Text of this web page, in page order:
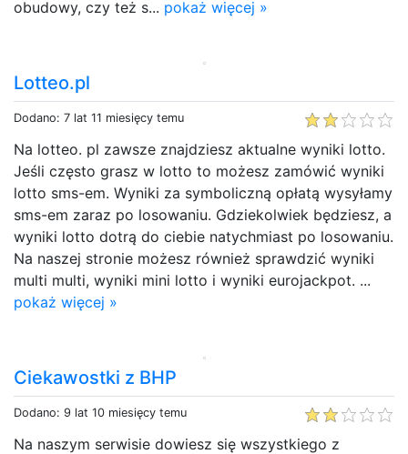
obudowy, czy też s... pokaż więcej »
Lotteo.pl
Dodano: 7 lat 11 miesięcy temu
Na lotteo. pl zawsze znajdziesz aktualne wyniki lotto.
Jeśli często grasz w lotto to możesz zamówić wyniki
lotto sms-em. Wyniki za symboliczną opłatą wysyłamy
sms-em zaraz po losowaniu. Gdziekolwiek będziesz, a
wyniki lotto dotrą do ciebie natychmiast po losowaniu.
Na naszej stronie możesz również sprawdzić wyniki
multi multi, wyniki mini lotto i wyniki eurojackpot. ...
pokaż więcej »
Ciekawostki z BHP
Dodano: 9 lat 10 miesięcy temu
Na naszym serwisie dowiesz się wszystkiego z